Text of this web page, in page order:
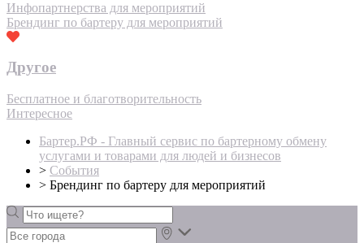
Инфопартнерства для мероприятий
Брендинг по бартеру для мероприятий
Другое
Бесплатное и благотворительность
Интересное
Бартер.РФ - Главный сервис по бартерному обмену
услугами и товарами для людей и бизнесов
> События
> Брендинг по бартеру для мероприятий